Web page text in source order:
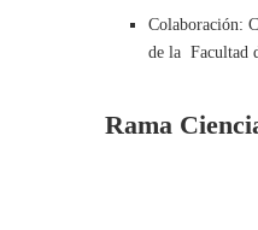
Colaboración:
de la Facultad
Rama